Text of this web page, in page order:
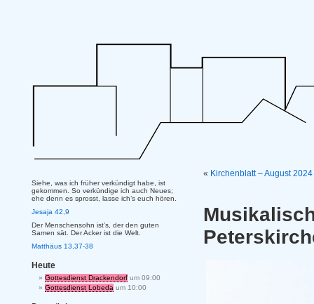
« Kirchenblatt – August
Siehe, was ich früher verkündigt habe, ist
gekommen. So verkündige ich auch Neues;
ehe denn es sprosst, lasse ich’s euch hören.
Jesaja 42,9
Der Menschensohn ist’s, der den guten
Samen sät. Der Acker ist die Welt.
Matthäus 13,37-38
Heute
Gottesdienst Drackendorf um 09:00
Gottesdienst Lobeda um 10:00